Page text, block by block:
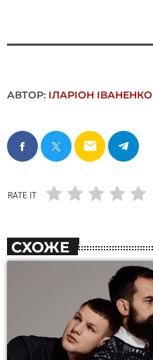
АВТОР: ІЛАРІОН ІВАНЕНКО
email
RATE IT
СХОЖЕ